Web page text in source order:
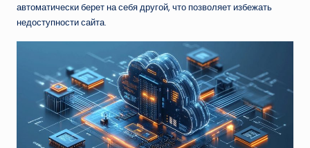
автоматически берет на себя другой, что позволяет избежать
недоступности сайта.